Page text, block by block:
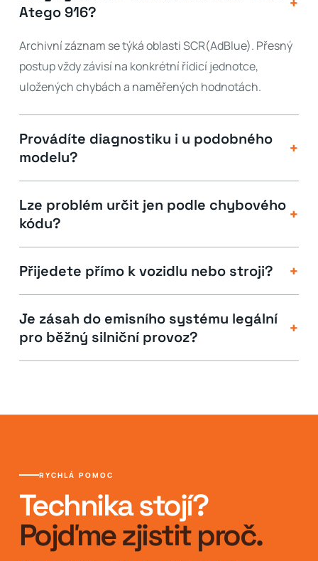
Atego 916?
Archivní záznam se týká oblasti SCR(AdBlue). Přesný
postup vždy závisí na konkrétní řídicí jednotce,
uložených chybách a naměřených hodnotách.
Provádíte diagnostiku i u podobného
modelu?
+
Lze problém určit jen podle chybového
kódu?
+
Přijedete přímo k vozidlu nebo stroji? +
Je zásah do emisního systému legální
pro běžný silniční provoz?
+
RYCHLÁ POMOC
Technika stojí?
Pojďme zjistit proč.